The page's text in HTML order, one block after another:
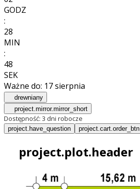
GODZ
:
28
MIN
:
46
SEK
Ważne do: 17 sierpnia
drewniany
project.mirror.mirror_short
Dostępność: 3 dni robocze
project.have_question project.cart.order_btn
project.plot.header